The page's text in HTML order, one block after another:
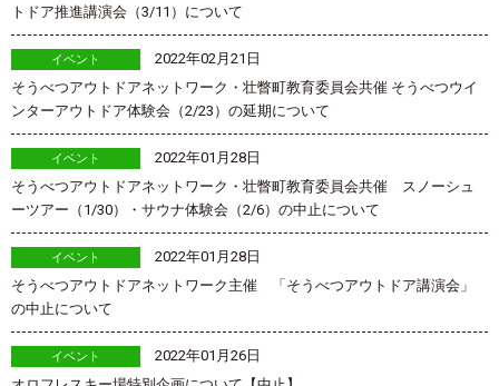
トドア推進講演会（3/11）について
イベント
2022年02月21日
そうべつアウトドアネットワーク・壮瞥町教育委員会共催 そうべつウイ
ンターアウトドア体験会（2/23）の延期について
イベント
2022年01月28日
そうべつアウトドアネットワーク・壮瞥町教育委員会共催 スノーシュ
ーツアー（1/30）・サウナ体験会（2/6）の中止について
イベント
2022年01月28日
そうべつアウトドアネットワーク主催 「そうべつアウトドア講演会」
の中止について
イベント
2022年01月26日